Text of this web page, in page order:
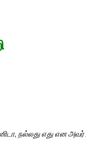
நல்லது எது என அவர்